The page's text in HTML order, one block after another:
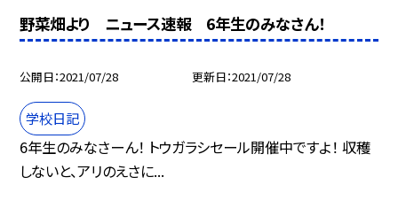
野菜畑より ニュース速報 6年生のみなさん！
公開日 2021/07/28 更新日 2021/07/28
学校日記
6年生のみなさーん！ トウガラシセール開催中ですよ！ 収穫
しないと、アリのえさに...